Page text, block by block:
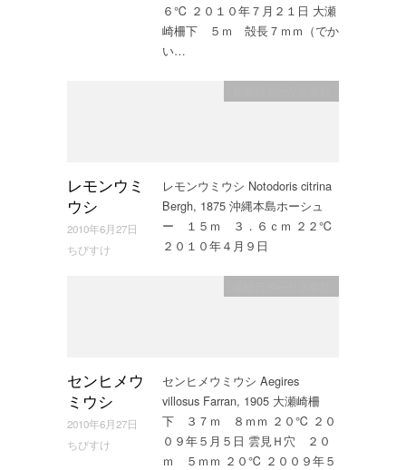
６℃ ２０１０年７月２１日 大瀬
崎柵下 ５ｍ 殻長７ｍｍ（でか
い…
レモンウミ
ウシ
2010年6月27日
ちびすけ
レモンウミウシ Notodoris citrina
Bergh, 1875 沖縄本島ホーシュ
ー １５ｍ ３．６ｃｍ ２２℃
２０１０年４月９日
センヒメウ
ミウシ
2010年6月27日
ちびすけ
センヒメウミウシ Aegires
villosus Farran, 1905 大瀬崎柵
下 ３７ｍ ８ｍｍ ２０℃ ２０
０９年５月５日 雲見Ｈ穴 ２０
ｍ ５ｍｍ ２０℃ ２００９年５